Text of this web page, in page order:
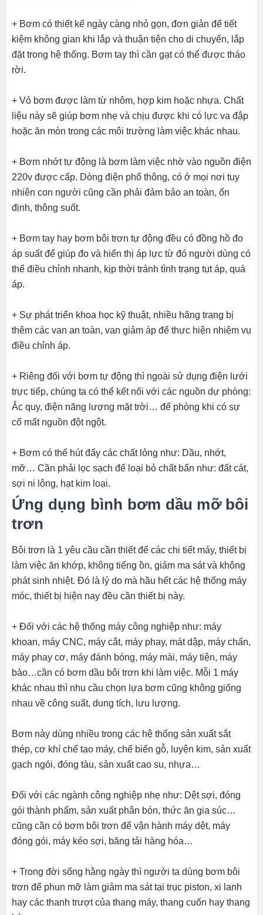
+ Bơm có thiết kế ngày càng nhỏ gọn, đơn giản để tiết
kiệm không gian khi lắp và thuận tiện cho di chuyển, lắp
đặt trong hệ thống. Bơm tay thì cần gạt có thể được tháo
rời.
+ Vỏ bơm được làm từ nhôm, hợp kim hoặc nhựa. Chất
liệu này sẽ giúp bơm nhẹ và chịu được khi có lực va đập
hoặc ăn mòn trong các môi trường làm việc khác nhau.
+ Bơm nhớt tự động là bơm làm việc nhờ vào nguồn điện
220v được cấp. Dòng điện phổ thông, có ở mọi nơi tuy
nhiên con người cũng cần phải đảm bảo an toàn, ổn
định, thông suốt.
+ Bơm tay hay bơm bôi trơn tự động đều có đồng hồ đo
áp suất để giúp đo và hiển thị áp lực từ đó người dùng có
thể điều chỉnh nhanh, kịp thời tránh tình trạng tụt áp, quá
áp.
+ Sự phát triển khoa học kỹ thuật, nhiều hãng trang bị
thêm các van an toàn, van giảm áp để thực hiện nhiệm vụ
điều chỉnh áp.
+ Riêng đối với bơm tự động thì ngoài sử dụng điện lưới
trực tiếp, chúng ta có thể kết nối với các nguồn dự phòng:
Ắc quy, điện năng lượng mặt trời… để phòng khi có sự
cố mất nguồn đột ngột.
+ Bơm có thể hút đẩy các chất lỏng như: Dầu, nhớt,
mỡ… Cần phải lọc sạch để loại bỏ chất bẩn như: đất cát,
sợi ni lông, hạt kim loại.
Ứng dụng bình bơm dầu mỡ bôi
trơn
Bôi trơn là 1 yêu cầu cần thiết để các chi tiết máy, thiết bị
làm việc ăn khớp, không tiếng ồn, giảm ma sát và không
phát sinh nhiệt. Đó là lý do mà hầu hết các hệ thống máy
móc, thiết bị hiện nay đều cần thiết bị này.
+ Đối với các hệ thống máy công nghiệp như: máy
khoan, máy CNC, máy cắt, máy phay, mát dập, máy chấn,
máy phay cơ, máy đánh bóng, máy mài, máy tiện, máy
bào…cần có bơm dầu bôi trơn khi làm việc. Mỗi 1 máy
khác nhau thì nhu cầu chọn lựa bơm cũng không giống
nhau về công suất, dung tích, lưu lượng.
Bơm này dùng nhiều trong các hệ thống sản xuất sắt
thép, cơ khí chế tạo máy, chế biến gỗ, luyện kim, sản xuất
gạch ngói, đóng tàu, sản xuất cao su, nhựa…
Đối với các ngành công nghiệp nhẹ như: Dệt sợi, đóng
gói thành phẩm, sản xuất phân bón, thức ăn gia súc…
cũng cần có bơm bôi trơn để vận hành máy dệt, máy
đóng gói, máy kéo sợi, băng tải hàng hóa…
+ Trong đời sống hằng ngày thì người ta dùng bơm bôi
trơn để phun mỡ làm giảm ma sát tại trục piston, xi lanh
hay các thanh trượt của thang máy, thang cuốn hay thang